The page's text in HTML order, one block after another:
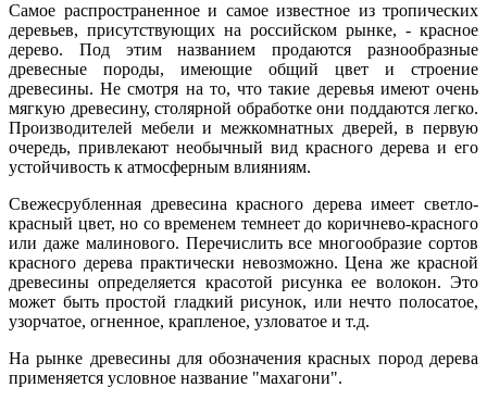
Самое распространенное и самое известное из тропических
деревьев, присутствующих на российском рынке, - красное
дерево. Под этим названием продаются разнообразные
древесные породы, имеющие общий цвет и строение
древесины. Не смотря на то, что такие деревья имеют очень
мягкую древесину, столярной обработке они поддаются легко.
Производителей мебели и межкомнатных дверей, в первую
очередь, привлекают необычный вид красного дерева и его
устойчивость к атмосферным влияниям.
Свежесрубленная древесина красного дерева имеет светло-
красный цвет, но со временем темнеет до коричнево-красного
или даже малинового. Перечислить все многообразие сортов
красного дерева практически невозможно. Цена же красной
древесины определяется красотой рисунка ее волокон. Это
может быть простой гладкий рисунок, или нечто полосатое,
узорчатое, огненное, крапленое, узловатое и т.д.
На рынке древесины для обозначения красных пород дерева
применяется условное название "махагони".